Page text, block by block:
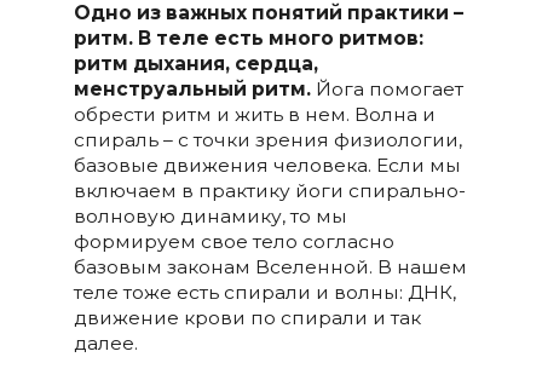
Одно из важных понятий практики –
ритм. В теле есть много ритмов:
ритм дыхания, сердца,
менструальный ритм.Йога помогает
обрести ритм и жить в нем. Волна и
спираль – с точки зрения физиологии,
базовые движения человека. Если мы
включаем в практику йоги спирально-
волновую динамику, то мы
формируем свое тело согласно
базовым законам Вселенной. В нашем
теле тоже есть спирали и волны: ДНК,
движение крови по спирали и так
далее.